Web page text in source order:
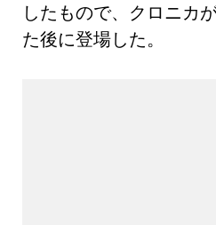
したもので、クロニカ
た後に登場した。